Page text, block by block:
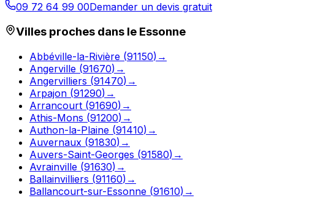
09 72 64 99 00Demander un devis gratuit
Villes proches dans le Essonne
Abbéville-la-Rivière (91150) →
Angerville (91670) →
Angervilliers (91470) →
Arpajon (91290) →
Arrancourt (91690) →
Athis-Mons (91200) →
Authon-la-Plaine (91410) →
Auvernaux (91830) →
Auvers-Saint-Georges (91580) →
Avrainville (91630) →
Ballainvilliers (91160) →
Ballancourt-sur-Essonne (91610) →